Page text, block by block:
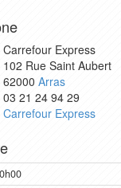
Carrefour Express
102 Rue Saint Aubert
62000 Arras
03 21 24 94 29
Carrefour Express